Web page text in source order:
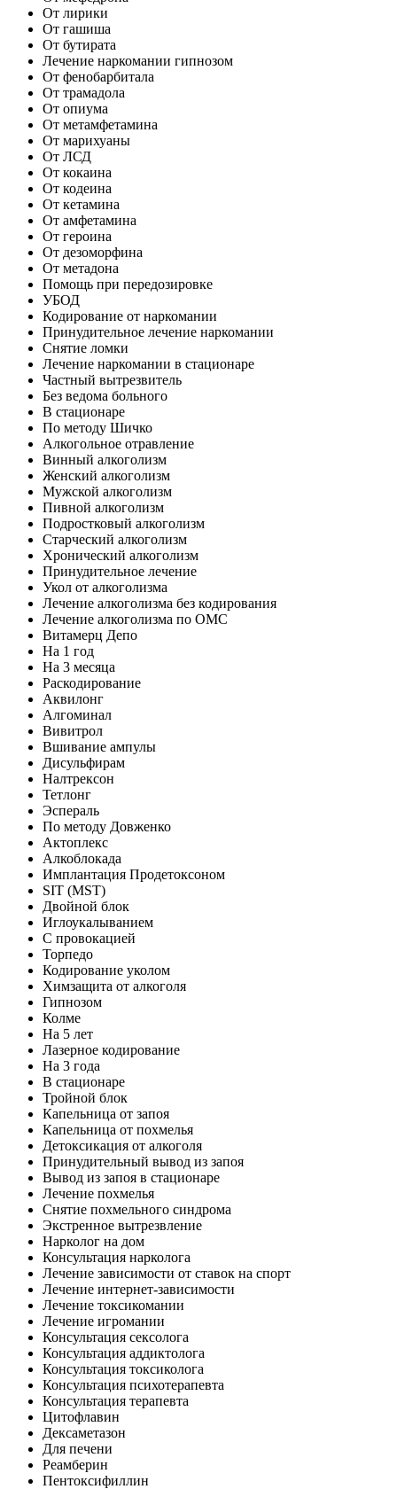
От лирики
От гашиша
От бутирата
Лечение наркомании гипнозом
От фенобарбитала
От трамадола
От опиума
От метамфетамина
От марихуаны
От ЛСД
От кокаина
От кодеина
От кетамина
От амфетамина
От героина
От дезоморфина
От метадона
Помощь при передозировке
УБОД
Кодирование от наркомании
Принудительное лечение наркомании
Снятие ломки
Лечение наркомании в стационаре
Частный вытрезвитель
Без ведома больного
В стационаре
По методу Шичко
Алкогольное отравление
Винный алкоголизм
Женский алкоголизм
Мужской алкоголизм
Пивной алкоголизм
Подростковый алкоголизм
Старческий алкоголизм
Хронический алкоголизм
Принудительное лечение
Укол от алкоголизма
Лечение алкоголизма без кодирования
Лечение алкоголизма по ОМС
Витамерц Депо
На 1 год
На 3 месяца
Раскодирование
Аквилонг
Алгоминал
Вивитрол
Вшивание ампулы
Дисульфирам
Налтрексон
Тетлонг
Эспераль
По методу Довженко
Актоплекс
Алкоблокада
Имплантация Продетоксоном
SIT (MST)
Двойной блок
Иглоукалыванием
С провокацией
Торпедо
Кодирование уколом
Химзащита от алкоголя
Гипнозом
Колме
На 5 лет
Лазерное кодирование
На 3 года
В стационаре
Тройной блок
Капельница от запоя
Капельница от похмелья
Детоксикация от алкоголя
Принудительный вывод из запоя
Вывод из запоя в стационаре
Лечение похмелья
Снятие похмельного синдрома
Экстренное вытрезвление
Нарколог на дом
Консультация нарколога
Лечение зависимости от ставок на спорт
Лечение интернет-зависимости
Лечение токсикомании
Лечение игромании
Консультация сексолога
Консультация аддиктолога
Консультация токсиколога
Консультация психотерапевта
Консультация терапевта
Цитофлавин
Дексаметазон
Для печени
Реамберин
Пентоксифиллин